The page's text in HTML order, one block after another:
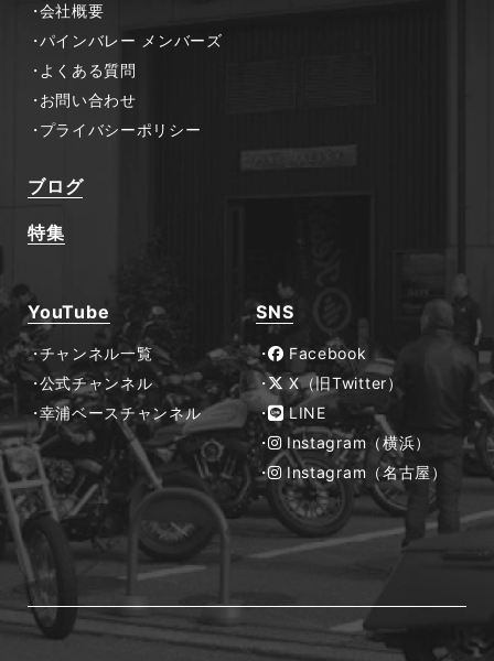
会社概要
パインバレー メンバーズ
よくある質問
お問い合わせ
プライバシーポリシー
ブログ
特集
YouTube
チャンネル一覧
公式チャンネル
幸浦ベースチャンネル
SNS
Facebook
X（旧Twitter）
LINE
Instagram（横浜）
Instagram（名古屋）